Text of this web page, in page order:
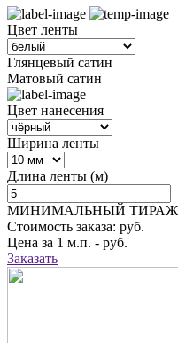
Цвет ленты
Глянцевый сатин
Матовый сатин
Цвет нанесения
Ширина ленты
Длина ленты (м)
МИНИМАЛЬНЫЙ ТИРАЖ
Стоимость заказа: руб.
Цена за 1 м.п. - руб.
Заказать